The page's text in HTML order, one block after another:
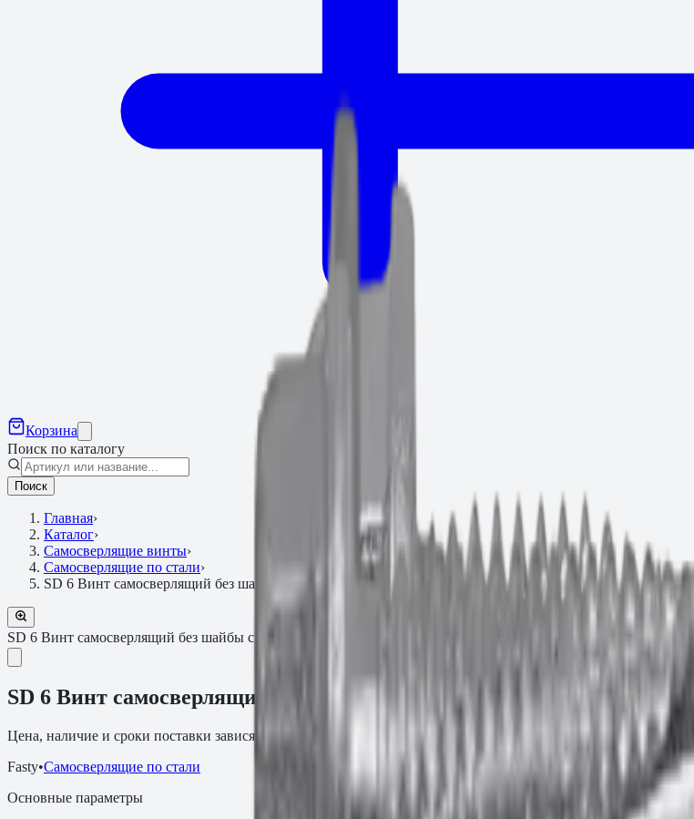
Корзина
Поиск по каталогу
Поиск
Главная›
Каталог›
Самосверлящие винты›
Самосверлящие по стали›
SD 6 Винт самосверлящий без шайбы с покрытием MagniSilver
SD 6 Винт самосверлящий без шайбы с покрытием MagniSilver
SD 6 Винт самосверлящий без шайбы с покрытием MagniSilver 6.3×22
Цена, наличие и сроки поставки зависят от артикула, объёма и текущей партии.
Fasty•Самосверлящие по стали
Основные параметры